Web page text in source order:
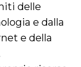
delle
e dalla
e della